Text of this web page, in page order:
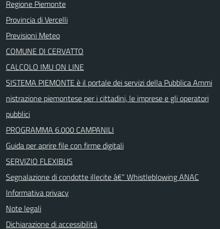
Regione Piemonte
Provincia di Vercelli
Previsioni Meteo
COMUNE DI CERVATTO
CALCOLO IMU ON LINE
SISTEMA PIEMONTE è il portale dei servizi della Pubblica Ammi
nistrazione piemontese per i cittadini, le imprese e gli operatori
pubblici
PROGRAMMA 6.000 CAMPANILI
Guida per aprire file con firme digitali
SERVIZIO FLEXIBUS
Segnalazione di condotte illecite â€“ Whistleblowing ANAC
Informativa privacy
Note legali
Dichiarazione di accessibilità